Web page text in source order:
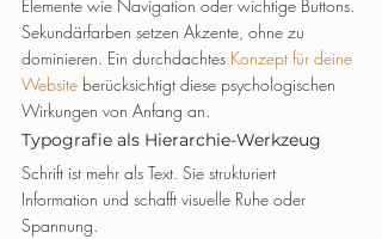
Elemente wie Navigation oder wichtige Buttons.
Sekundärfarben setzen Akzente, ohne zu
dominieren. Ein durchdachtes Konzept für deine
Website berücksichtigt diese psychologischen
Wirkungen von Anfang an.
Typografie als Hierarchie-Werkzeug
Schrift ist mehr als Text. Sie strukturiert
Information und schafft visuelle Ruhe oder
Spannung.